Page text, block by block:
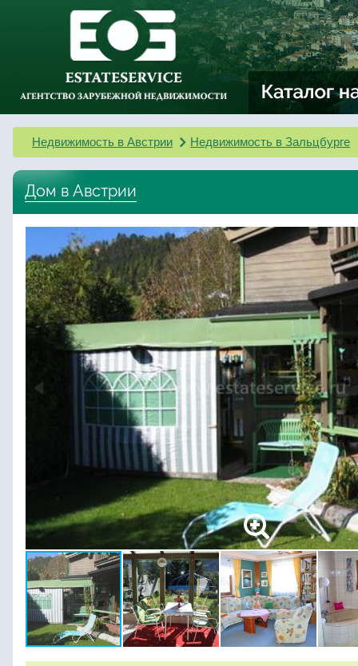
Недвижимость в Австрии Недвижимость в Зальцбурге
Дом в Австрии